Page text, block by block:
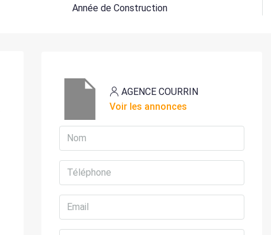
Année de Construction
AGENCE COURRIN
Voir les annonces